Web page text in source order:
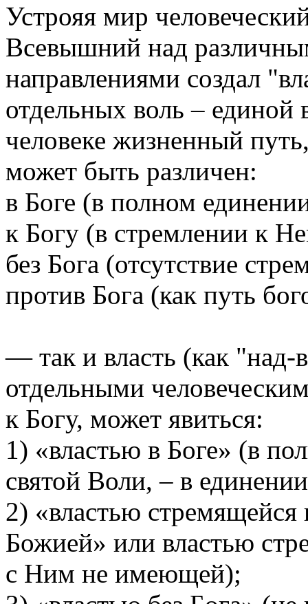
Устрояя мир
Всевышний над
направлениями создал
отдельных воль – единой
человеке жизненный
может быть различен:
в Боге (в полном
к Богу (в стремлении к
без Бога (отсутствие
против Бога (как путь
— так и власть (как
отдельными
к Богу, может явиться:
1) «властью в Боге» (в
святой Воли, – в
2) «властью
Божией» или властью
с Ним не имеющей);